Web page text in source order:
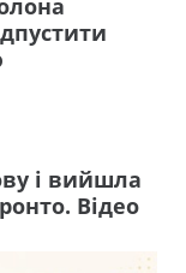
і вийшла
Відео